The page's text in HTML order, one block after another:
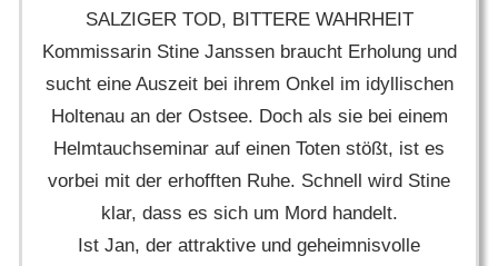
SALZIGER TOD, BITTERE WAHRHEIT
Kommissarin Stine Janssen braucht Erholung und
sucht eine Auszeit bei ihrem Onkel im idyllischen
Holtenau an der Ostsee. Doch als sie bei einem
Helmtauchseminar auf einen Toten stößt, ist es
vorbei mit der erhofften Ruhe. Schnell wird Stine
klar, dass es sich um Mord handelt.
Ist Jan, der attraktive und geheimnisvolle